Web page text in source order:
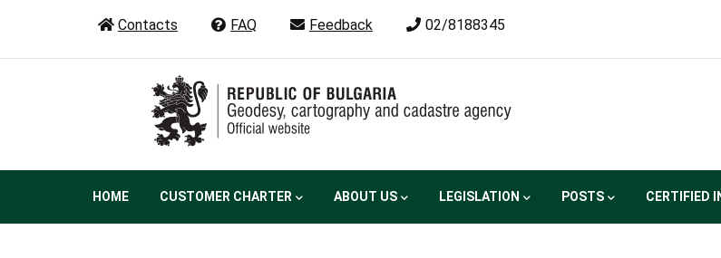
main
Contacts FAQ Feedback 02/8188345
Main
HOME CUSTOMER CHARTER ABOUT US LEGISLATION POSTS CERTIFIED